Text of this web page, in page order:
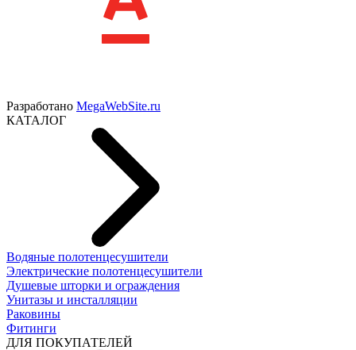
Разработано MegaWebSite.ru
КАТАЛОГ
Водяные полотенцесушители
Электрические полотенцесушители
Душевые шторки и ограждения
Унитазы и инсталляции
Раковины
Фитинги
ДЛЯ ПОКУПАТЕЛЕЙ